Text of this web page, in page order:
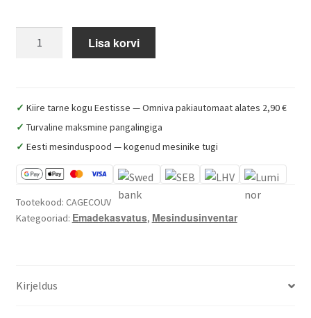
Mee RNA analüüs
Kuidas paarunud mesilasema peresse anda? Samm-
sammult
Mesilasemade KKK – korduma kippuvad küsimused
Buy queen bees from Estonia — Buckfast & Ligustica (Muhe
Mesi)
Lisa korvi
✓ Kiire tarne kogu Eestisse — Omniva pakiautomaat alates 2,90 €
✓ Turvaline maksmine pangalingiga
✓ Eesti mesinduspood — kogenud mesinike tugi
Tootekood: CAGECOUV
Kategooriad: Emadekasvatus, Mesindusinventar
Kirjeldus